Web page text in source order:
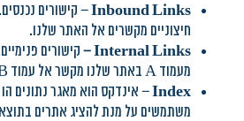
Inbound Links– קישורים
חיצוניים מקשרים אל האתר שלנו.
Internal Links
– קישורים
מעמוד A באתר שלנו מקשר אל עמוד B באתר שלנו.
Index– אינדקס הוא מאגר נתונים
משתמשים על מנת להציג אתרים